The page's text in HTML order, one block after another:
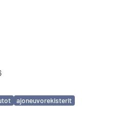
ajoneuvorekisterit